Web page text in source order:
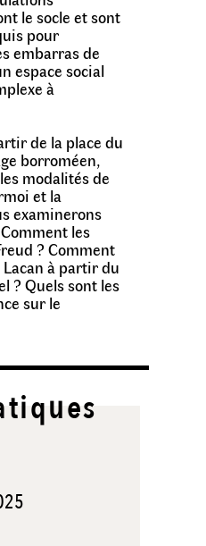
le socle et sont
pour
embarras de
espace social
à
de la place du
borroméen,
modalités de
et la
examinerons
les
? Comment
à partir du
? Quels sont les
sur le